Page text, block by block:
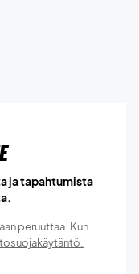
ja tapahtumista
peruuttaa. Kun